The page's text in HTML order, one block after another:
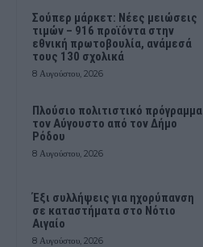
Σούπερ μάρκετ: Νέες μειώσεις
τιμών – 916 προϊόντα στην
εθνική πρωτοβουλία, ανάμεσά
τους 130 σχολικά
8 Αυγούστου, 2026
Πλούσιο πολιτιστικό πρόγραμμα
τον Αύγουστο από τον Δήμο
Ρόδου
8 Αυγούστου, 2026
Έξι συλλήψεις για ηχορύπανση
σε καταστήματα στο Νότιο
Αιγαίο
8 Αυγούστου, 2026